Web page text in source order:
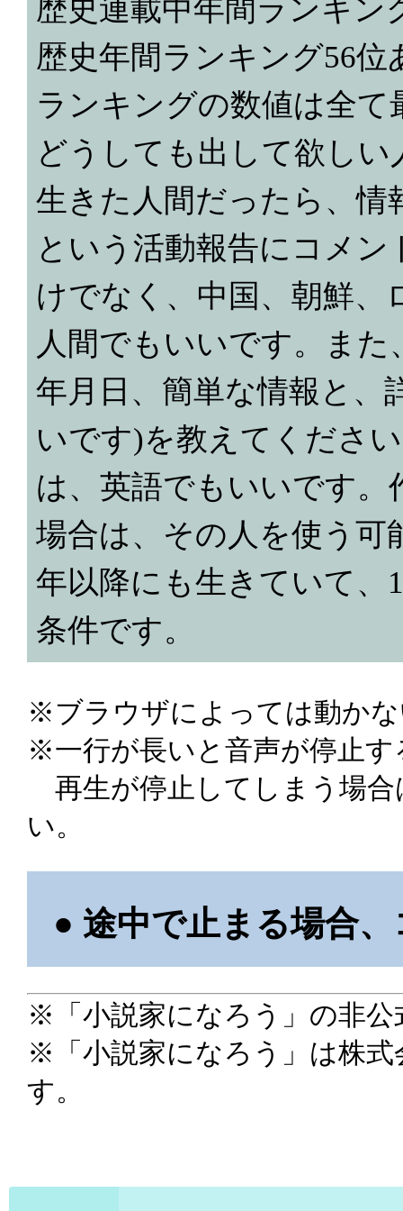
歴史連載中年間ランキン
歴史年間ランキング56
ランキングの数値は全て
どうしても出して欲し
生きた人間だったら、情
という活動報告にコメ
けでなく、中国、朝鮮
人間でもいいです。ま
年月日、簡単な情報と
いです)を教えてくださ
は、英語でもいいです
場合は、その人を使う可
年以降にも生きていて、
条件です。
※ブラウザによっては動かな
※一行が長いと音声が停止
再生が停止してしまう場
い。
● 途中で止まる場合
※「小説家になろう」の非
※「小説家になろう」は株
す。